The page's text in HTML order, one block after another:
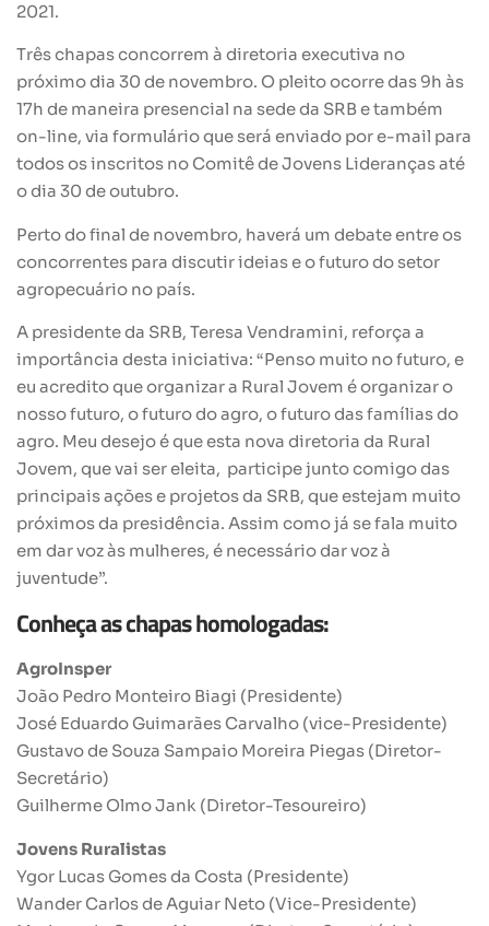
2021.
Três chapas concorrem à diretoria executiva no
próximo dia 30 de novembro. O pleito ocorre das 9h às
17h de maneira presencial na sede da SRB e também
on-line, via formulário que será enviado por e-mail para
todos os inscritos no Comitê de Jovens Lideranças até
o dia 30 de outubro.
Perto do final de novembro, haverá um debate entre os
concorrentes para discutir ideias e o futuro do setor
agropecuário no país.
A presidente da SRB, Teresa Vendramini, reforça a
importância desta iniciativa: “Penso muito no futuro, e
eu acredito que organizar a Rural Jovem é organizar o
nosso futuro, o futuro do agro, o futuro das famílias do
agro. Meu desejo é que esta nova diretoria da Rural
Jovem, que vai ser eleita, participe junto comigo das
principais ações e projetos da SRB, que estejam muito
próximos da presidência. Assim como já se fala muito
em dar voz às mulheres, é necessário dar voz à
juventude”.
Conheça as chapas homologadas:
AgroInsper
João Pedro Monteiro Biagi (Presidente)
José Eduardo Guimarães Carvalho (vice-Presidente)
Gustavo de Souza Sampaio Moreira Piegas (Diretor-
Secretário)
Guilherme Olmo Jank (Diretor-Tesoureiro)
Jovens Ruralistas
Ygor Lucas Gomes da Costa (Presidente)
Wander Carlos de Aguiar Neto (Vice-Presidente)